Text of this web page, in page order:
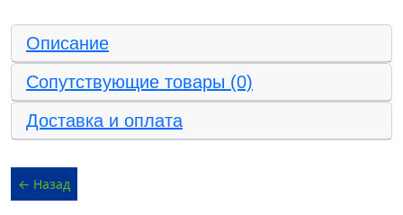
Описание
Сопутствующие товары (0)
Доставка и оплата